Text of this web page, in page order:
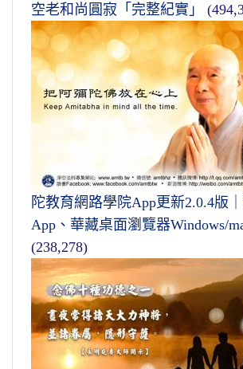
空老和尚圓寂「完整紀實」
陀教育網路學院App更新2.0.4版
App、華藏桌面瀏覽器Windows/
(238,278)